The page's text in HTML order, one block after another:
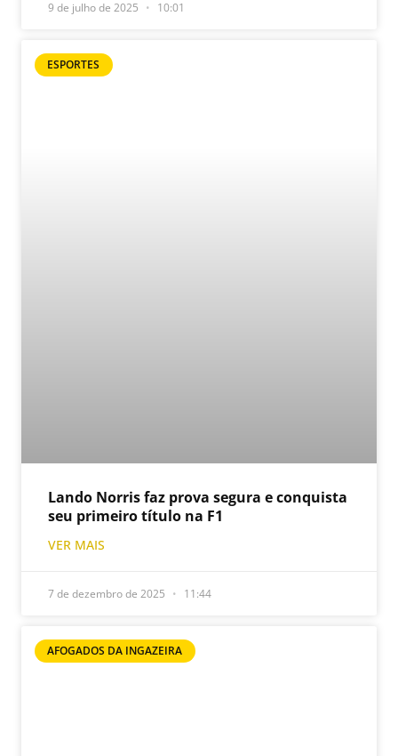
9 de julho de 2025 10:01
ESPORTES
Lando Norris faz prova segura e conquista
seu primeiro título na F1
VER MAIS
7 de dezembro de 2025 11:44
AFOGADOS DA INGAZEIRA